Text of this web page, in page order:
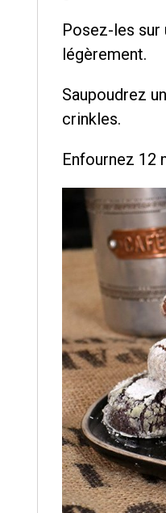
Posez-les sur
légèrement.
Saupoudrez
crinkles.
Enfournez 12